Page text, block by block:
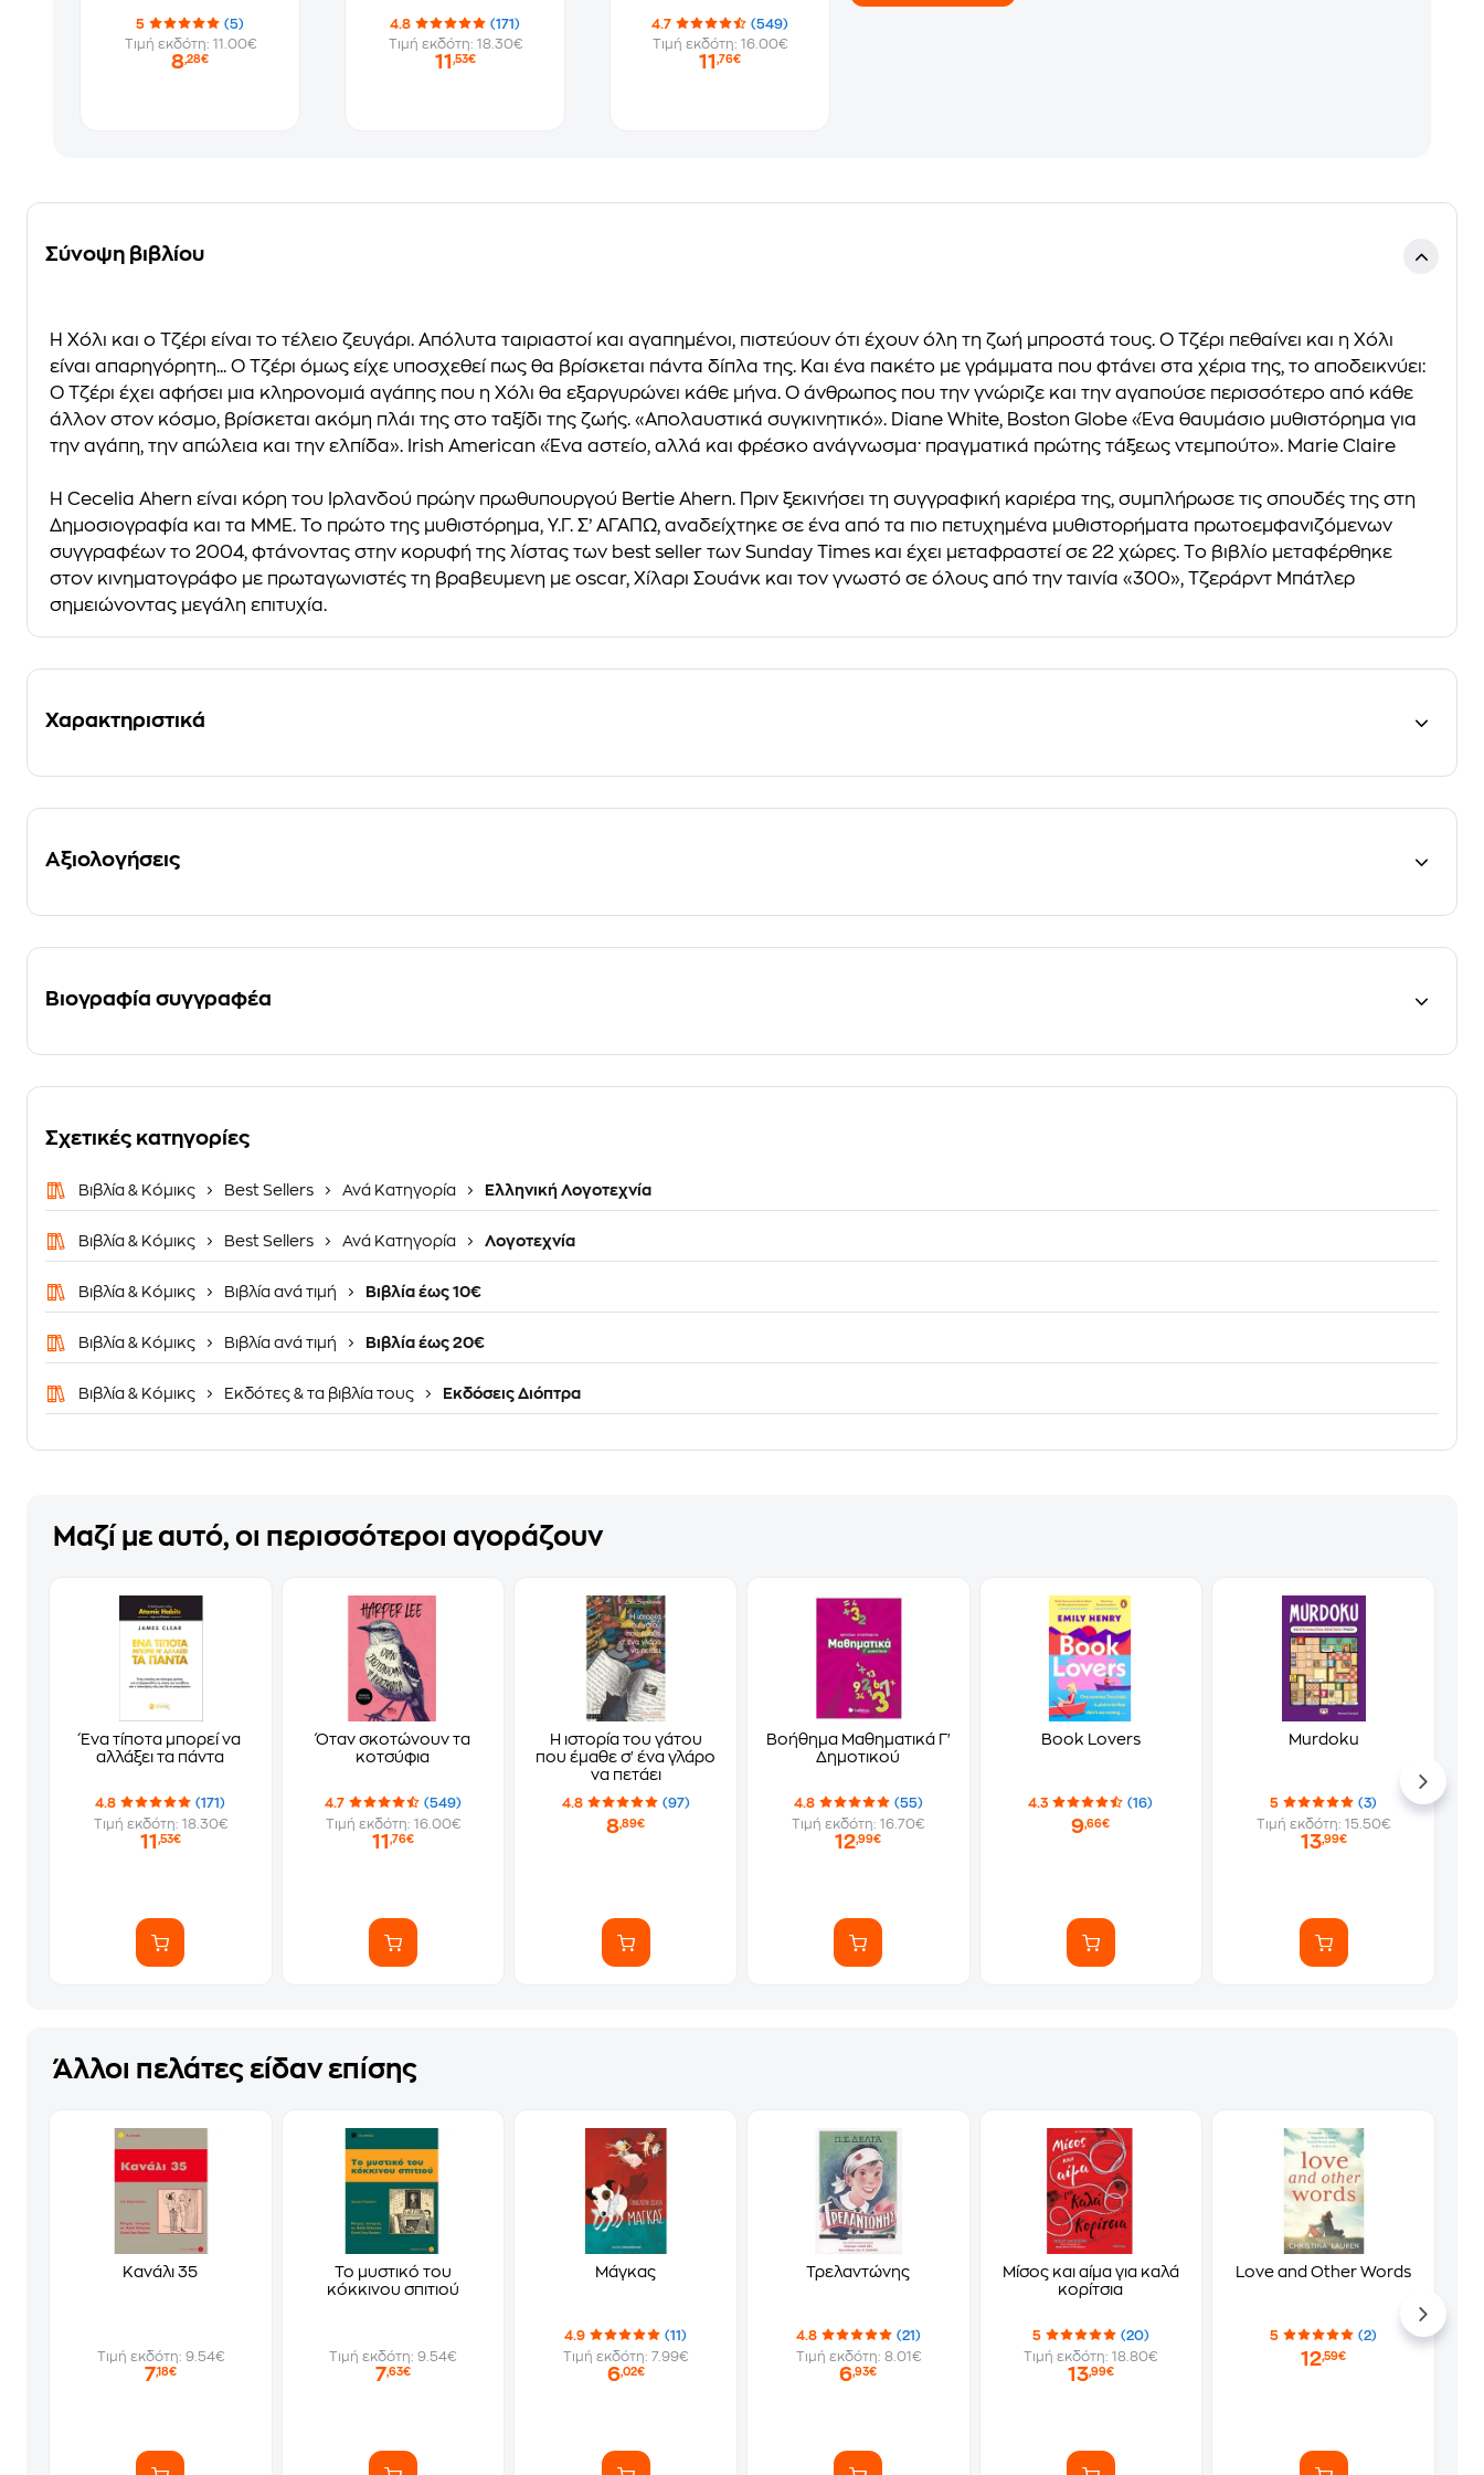
5
(5)
Τιμή εκδότη: 11.00€
8,28€
4.8
(171)
Τιμή εκδότη: 18.30€
11 ,53€
4.7
(549)
Τιμή εκδότη: 16.00€
11 ,76€
Σύνοψη βιβλίου
Η Χόλι και ο Τζέρι είναι το τέλειο ζευγάρι. Απόλυτα ταιριαστοί και αγαπημένοι, πιστεύουν ότι έχουν όλη τη ζωή μπροστά τους. Ο Τζέρι πεθαίνει και η Χόλι
είναι απαρηγόρητη... Ο Τζέρι όμως είχε υποσχεθεί πως θα βρίσκεται πάντα δίπλα της. Και ένα πακέτο με γράμματα που φτάνει στα χέρια της, το αποδεικνύει:
Ο Τζέρι έχει αφήσει μια κληρονομιά αγάπης που η Χόλι θα εξαργυρώνει κάθε μήνα. Ο άνθρωπος που την γνώριζε και την αγαπούσε περισσότερο από κάθε
άλλον στον κόσμο, βρίσκεται ακόμη πλάι της στο ταξίδι της ζωής. «Απολαυστικά συγκινητικό». Diane White, Boston Globe «Ένα θαυμάσιο μυθιστόρημα για
την αγάπη, την απώλεια και την ελπίδα». Irish American «Ένα αστείο, αλλά και φρέσκο ανάγνωσμα· πραγματικά πρώτης τάξεως ντεμπούτο». Marie Claire
Η Cecelia Ahern είναι κόρη του Ιρλανδού πρώην πρωθυπουργού Bertie Ahern. Πριν ξεκινήσει τη συγγραφική καριέρα της, συμπλήρωσε τις σπουδές της στη
Δημοσιογραφία και τα ΜΜΕ. Το πρώτο της μυθιστόρημα, Υ.Γ. Σ’ ΑΓΑΠΩ, αναδείχτηκε σε ένα από τα πιο πετυχημένα μυθιστορήματα πρωτοεμφανιζόμενων
συγγραφέων το 2004, φτάνοντας στην κορυφή της λίστας των best seller των Sunday Times και έχει μεταφραστεί σε 22 χώρες. Tο βιβλίο μεταφέρθηκε
στον κινηματογράφο με πρωταγωνιστές τη βραβευμενη με oscar, Χίλαρι Σουάνκ και τον γνωστό σε όλους από την ταινία «300», Τζεράρντ Μπάτλερ
σημειώνοντας μεγάλη επιτυχία.
Χαρακτηριστικά
Αξιολογήσεις
Βιογραφία συγγραφέα
Σχετικές κατηγορίες
Βιβλία & Κόμικς Best Sellers Ανά Κατηγορία Ελληνική Λογοτεχνία
Βιβλία & Κόμικς Best Sellers Ανά Κατηγορία Λογοτεχνία
Βιβλία & Κόμικς Βιβλία ανά τιμή Βιβλία έως 10€
Βιβλία & Κόμικς Βιβλία ανά τιμή Βιβλία έως 20€
Βιβλία & Κόμικς Εκδότες & τα βιβλία τους Εκδόσεις Διόπτρα
Μαζί με αυτό, οι περισσότεροι αγοράζουν
Ένα τίποτα μπορεί να
αλλάξει τα πάντα
4.8
(171)
Τιμή εκδότη: 18.30€
11 ,53€
Όταν σκοτώνουν τα
κοτσύφια
4.7
(549)
Τιμή εκδότη: 16.00€
11 ,76€
Η ιστορία του γάτου
που έμαθε σ' ένα γλάρο
να πετάει
4.8 (97)
8,89€
Βοήθημα Μαθηματικά Γ'
Δημοτικού
4.8
(55)
Τιμή εκδότη: 16.70€
12,99€
Book Lovers
4.3 (16)
9,66€
Murdoku
5
(3)
Τιμή εκδότη: 15.50€
13,99€
Άλλοι πελάτες είδαν επίσης
Κανάλι 35
Τιμή εκδότη: 9.54€
7,18€
Το μυστικό του
κόκκινου σπιτιού
Τιμή εκδότη: 9.54€
7,63€
Μάγκας
4.9
(11)
Τιμή εκδότη: 7.99€
6,02€
Τρελαντώνης
4.8
(21)
Τιμή εκδότη: 8.01€
6,93€
Μίσος και αίμα για καλά
κορίτσια
5
(20)
Τιμή εκδότη: 18.80€
13,99€
Love and Other Words
5 (2)
12,59€